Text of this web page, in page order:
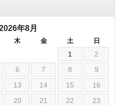
年8月
木 金 土 日
1
2
6 7 8
9
13 14 15
16
20 21 22
23